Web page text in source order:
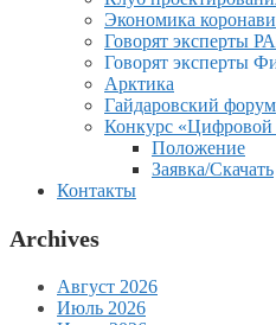
Экономика
Говорят эксперты
Говорят эксперты
Арктика
Гайдаровский форум
Конкурс «Цифровой
Положение
Заявка/Скачать
Контакты
Archives
Август 2026
Июль 2026